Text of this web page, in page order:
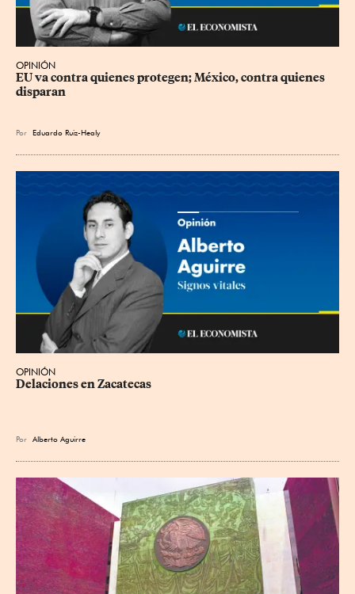
OPINIÓN
EU va contra quienes protegen; México, contra quienes
disparan
Por Eduardo Ruiz-Healy
OPINIÓN
Delaciones en Zacatecas
Por Alberto Aguirre